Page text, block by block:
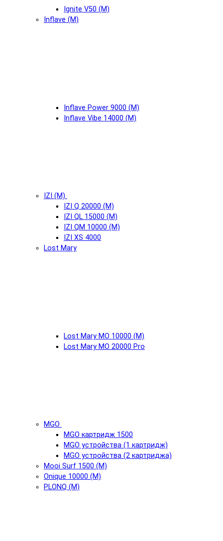
Ignite V50 (М)
Inflave (М)
Inflave Power 9000 (М)
Inflave Vibe 14000 (М)
IZI (М)
IZI Q 20000 (М)
IZI QL 15000 (М)
IZI QM 10000 (М)
IZI XS 4000
Lost Mary
Lost Mary MO 10000 (М)
Lost Mary MO 20000 Pro
MGO
MGO картридж 1500
MGO устройства (1 картридж)
MGO устройства (2 картриджа)
Mooi Surf 1500 (М)
Onique 10000 (М)
PLONQ (М)